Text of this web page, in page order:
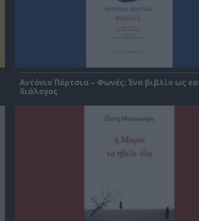
Αντόνιο Πόρτσια – Φωνές: Ένα βιβλίο ως
διάλογος